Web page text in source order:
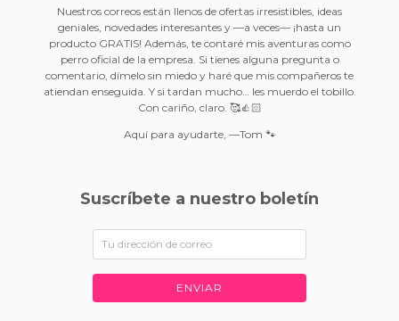
Nuestros correos están llenos de ofertas irresistibles, ideas
geniales, novedades interesantes y —a veces— ¡hasta un
producto GRATIS! Además, te contaré mis aventuras como
perro oficial de la empresa. Si tienes alguna pregunta o
comentario, dímelo sin miedo y haré que mis compañeros te
atiendan enseguida. Y si tardan mucho… les muerdo el tobillo.
Con cariño, claro. 🥰👍🏻
Aquí para ayudarte, —Tom 🐾
Suscríbete a nuestro boletín
ENVIAR